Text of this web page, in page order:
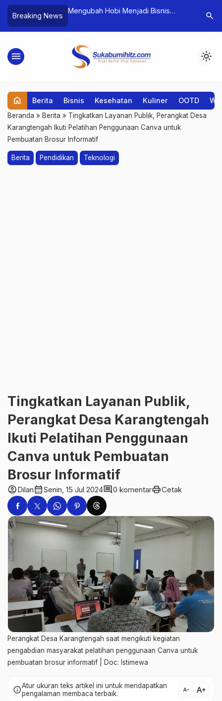
Breaking News
Quantum
6G
Mengubah Hobi Menjadi Bisnis
(BEC)
The
Batas
search
menu light_mode
home Berita Bisnis Kesehatan Kuliner OOTD
Beranda » Berita » Tingkatkan Layanan Publik, Perangkat Desa
Karangtengah Ikuti Pelatihan Penggunaan Canva untuk
Pembuatan Brosur Informatif
Berita Pendidikan Teknologi
Tingkatkan Layanan Publik,
Perangkat Desa Karangtengah
Ikuti Pelatihan Penggunaan
Canva untuk Pembuatan
Brosur Informatif
account_circleDilancalendar_monthSenin, 15 Jul 2024comment0 komentarprintCetak
Perangkat Desa Karangtengah saat mengikuti kegiatan
pengabdian masyarakat pelatihan penggunaan Canva untuk
pembuatan brosur informatif | Doc: Istimewa
infoAtur ukuran teks artikel ini untuk mendapatkan
pengalaman membaca terbaik.
text_decrease text_increase